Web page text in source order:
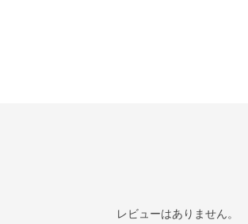
レビューはありません。